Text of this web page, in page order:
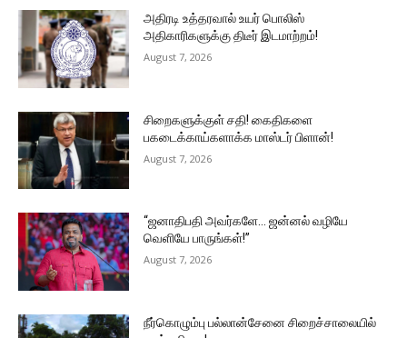
அதிரடி உத்தரவால் உயர் பொலிஸ்
அதிகாரிகளுக்கு திடீர் இடமாற்றம்!
August 7, 2026
சிறைகளுக்குள் சதி! கைதிகளை
பகடைக்காய்களாக்க மாஸ்டர் பிளான்!
August 7, 2026
“ஜனாதிபதி அவர்களே… ஜன்னல் வழியே
வெளியே பாருங்கள்!”
August 7, 2026
நீர்கொழும்பு பல்லான்சேனை சிறைச்சாலையில்